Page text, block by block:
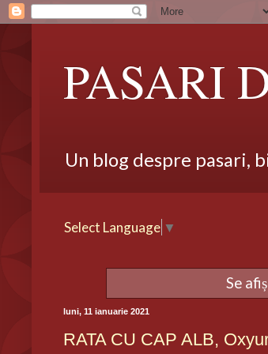
PASARI
Un blog despre pasari,
Select Language ▼
Se
luni, 11 ianuarie 2021
RATA CU CAP ALB,